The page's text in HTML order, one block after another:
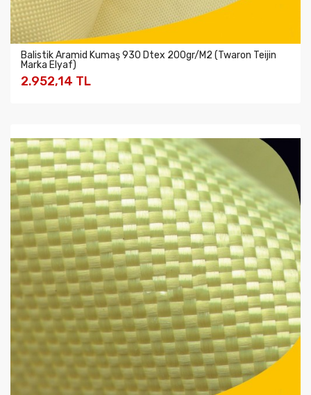
Balistik Aramid Kumaş 930 Dtex 200gr/m2 (Twaron Teijin
Marka Elyaf)
2.952,14 TL